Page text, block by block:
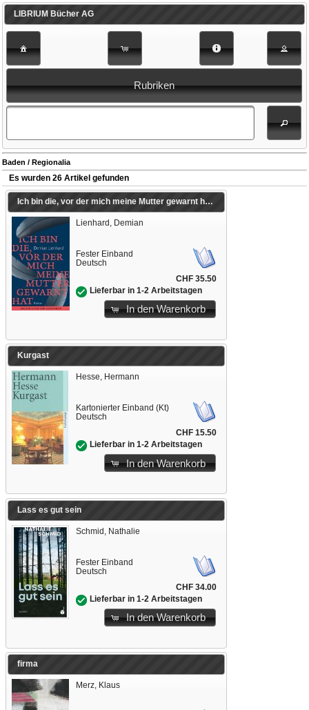
LIBRIUM Bücher AG
Rubriken
Baden / Regionalia
Es wurden 26 Artikel gefunden
Ich bin die, vor der mich meine Mutter gewarnt hat
Lienhard, Demian
Fester Einband
Deutsch
CHF 35.50
Lieferbar in 1-2 Arbeitstagen
In den Warenkorb
Kurgast
Hesse, Hermann
Kartonierter Einband (Kt)
Deutsch
CHF 15.50
Lieferbar in 1-2 Arbeitstagen
In den Warenkorb
Lass es gut sein
Schmid, Nathalie
Fester Einband
Deutsch
CHF 34.00
Lieferbar in 1-2 Arbeitstagen
In den Warenkorb
firma
Merz, Klaus